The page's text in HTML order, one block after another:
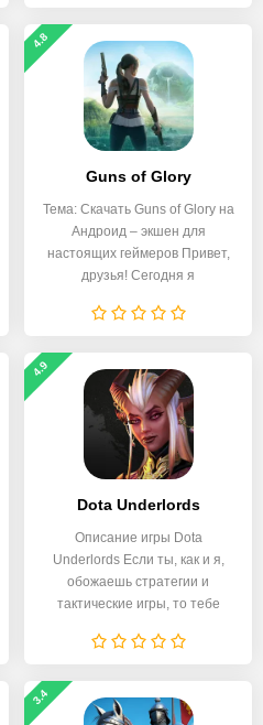
4.8
Guns of Glory
Тема: Скачать Guns of Glory на
Андроид – экшен для
настоящих геймеров Привет,
друзья! Сегодня я
4.9
Dota Underlords
Описание игры Dota
Underlords Если ты, как и я,
обожаешь стратегии и
тактические игры, то тебе
3.4